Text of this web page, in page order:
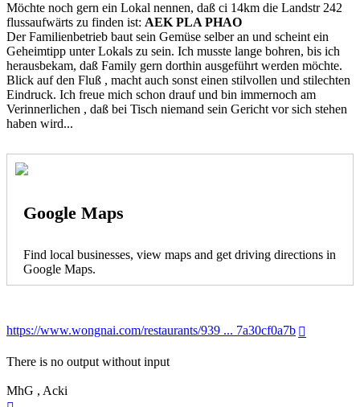
Möchte noch gern ein Lokal nennen, daß ci 14km die Landstr 242
flussaufwärts zu finden ist: AEK PLA PHAO
Der Familienbetrieb baut sein Gemüse selber an und scheint ein
Geheimtipp unter Lokals zu sein. Ich musste lange bohren, bis ich
herausbekam, daß Family gern dorthin ausgeführt werden möchte.
Blick auf den Fluß , macht auch sonst einen stilvollen und stilechten
Eindruck. Ich freue mich schon drauf und bin immernoch am
Verinnerlichen , daß bei Tisch niemand sein Gericht vor sich stehen
haben wird...
Google Maps
Find local businesses, view maps and get driving directions in
Google Maps.
https://www.wongnai.com/restaurants/939 ... 7a30cf0a7b
There is no output without input
MhG , Acki